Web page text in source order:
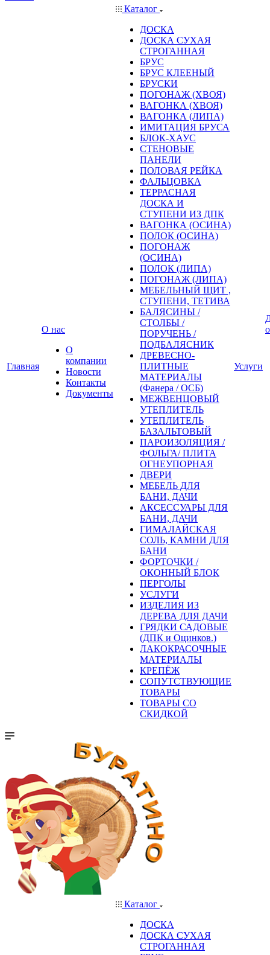
Главная
О нас
О
компании
Новости
Контакты
Документы
Каталог
ДОСКА
ДОСКА СУХАЯ
СТРОГАННАЯ
БРУС
БРУС КЛЕЕНЫЙ
БРУСКИ
ПОГОНАЖ (ХВОЯ)
ВАГОНКА (ХВОЯ)
ВАГОНКА (ЛИПА)
ИМИТАЦИЯ БРУСА
БЛОК-ХАУС
СТЕНОВЫЕ
ПАНЕЛИ
ПОЛОВАЯ РЕЙКА
ФАЛЬЦОВКА
ТЕРРАСНАЯ
ДОСКА И
СТУПЕНИ ИЗ ДПК
ВАГОНКА (ОСИНА)
ПОЛОК (ОСИНА)
ПОГОНАЖ
(ОСИНА)
ПОЛОК (ЛИПА)
ПОГОНАЖ (ЛИПА)
МЕБЕЛЬНЫЙ ЩИТ ,
СТУПЕНИ, ТЕТИВА
БАЛЯСИНЫ /
СТОЛБЫ /
ПОРУЧЕНЬ /
ПОДБАЛЯСНИК
ДРЕВЕСНО-
ПЛИТНЫЕ
МАТЕРИАЛЫ
(Фанера / ОСБ)
МЕЖВЕНЦОВЫЙ
УТЕПЛИТЕЛЬ
УТЕПЛИТЕЛЬ
БАЗАЛЬТОВЫЙ
ПАРОИЗОЛЯЦИЯ /
ФОЛЬГА/ ПЛИТА
ОГНЕУПОРНАЯ
ДВЕРИ
МЕБЕЛЬ ДЛЯ
БАНИ, ДАЧИ
АКСЕССУАРЫ ДЛЯ
БАНИ, ДАЧИ
ГИМАЛАЙСКАЯ
СОЛЬ, КАМНИ ДЛЯ
БАНИ
ФОРТОЧКИ /
ОКОННЫЙ БЛОК
ПЕРГОЛЫ
УСЛУГИ
ИЗДЕЛИЯ ИЗ
ДЕРЕВА ДЛЯ ДАЧИ
ГРЯДКИ САДОВЫЕ
(ДПК и Оцинков.)
ЛАКОКРАСОЧНЫЕ
МАТЕРИАЛЫ
КРЕПЁЖ
СОПУТСТВУЮЩИЕ
ТОВАРЫ
ТОВАРЫ СО
СКИДКОЙ
Услуги
Каталог
ДОСКА
ДОСКА СУХАЯ
СТРОГАННАЯ